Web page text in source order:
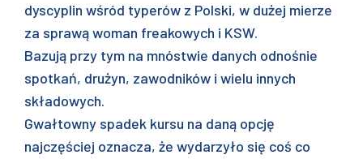
dyscyplin wśród typerów z Polski, w dużej mierze
za sprawą woman freakowych i KSW.
Bazują przy tym na mnóstwie danych odnośnie
spotkań, drużyn, zawodników i wielu innych
składowych.
Gwałtowny spadek kursu na daną opcję
najczęściej oznacza, że wydarzyło się coś co